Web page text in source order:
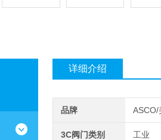
详细介绍
品牌 ASCO/
3C阀门类别 工业